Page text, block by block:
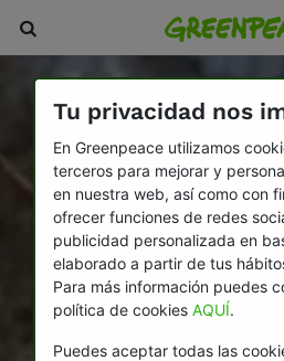
Tu privacidad nos
En Greenpeace utilizamos
terceros para mejorar y
en nuestra web, así como con
ofrecer funciones de redes
publicidad personalizada en
elaborado a partir de tus
Para más información puedes
política de cookies AQUÍ.
Puedes aceptar todas las